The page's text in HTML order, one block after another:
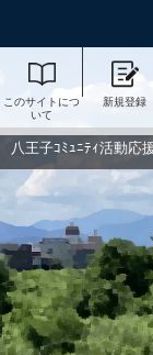
このサイトにつ
いて
新規登録
八王子ｺﾐｭﾆﾃｨ活動応